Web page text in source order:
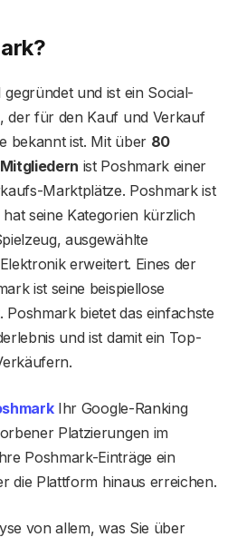
und ist ein Social-
der für den Kauf und Verkauf
bekannt ist. Mit über 80
ist Poshmark einer
Marktplätze. Poshmark ist
seine Kategorien kürzlich
ausgewählte
erweitert. Eines der
ist seine beispiellose
bietet das einfachste
und ist damit ein Top-
Ihr Google-Ranking
Platzierungen im
Poshmark-Einträge ein
die Plattform hinaus erreichen.
von allem, was Sie über